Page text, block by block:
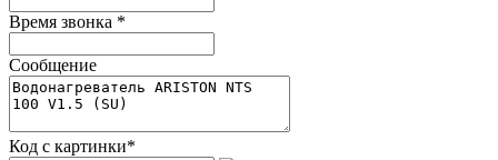
Время звонка *
Сообщение
Код с картинки*